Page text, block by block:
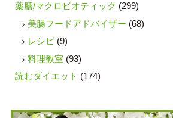
薬膳/マクロビオティック (299)
美腸フードアドバイザー (68)
レシピ (9)
料理教室 (93)
読むダイエット (174)